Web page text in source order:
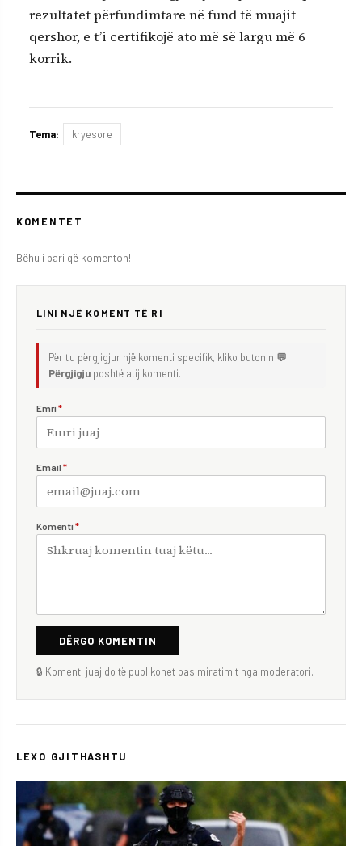
rezultatet përfundimtare në fund të muajit
qershor, e t’i certifikojë ato më së largu më 6
korrik.
Tema: kryesore
KOMENTET
Bëhu i pari që komenton!
LINI NJË KOMENT TË RI
Për t'u përgjigjur një komenti specifik, kliko butonin 💬
Përgjigju poshtë atij komenti.
Emri *
Email *
Komenti *
DËRGO KOMENTIN
🔒 Komenti juaj do të publikohet pas miratimit nga moderatori.
LEXO GJITHASHTU